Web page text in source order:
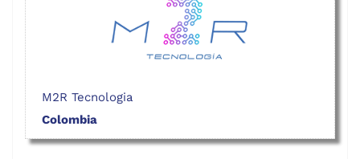
M2R Tecnologia
Colombia